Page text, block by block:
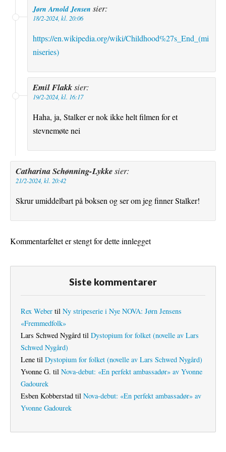
Jørn Arnold Jensen sier:
18/2-2024, kl. 20:06
https://en.wikipedia.org/wiki/Childhood%27s_End_(mi
niseries)
Emil Flakksier:
19/2-2024, kl. 16:17
Haha, ja, Stalker er nok ikke helt filmen for et
stevnemøte nei
Catharina Schønning-Lykkesier:
21/2-2024, kl. 20:42
Skrur umiddelbart på boksen og ser om jeg finner Stalker!
Kommentarfeltet er stengt for dette innlegget
Siste kommentarer
Rex Weber til Ny stripeserie i Nye NOVA: Jørn Jensens
«Fremmedfolk»
Lars Schwed Nygård til Dystopium for folket (novelle av Lars
Schwed Nygård)
Lene til Dystopium for folket (novelle av Lars Schwed Nygård)
Yvonne G. til Nova-debut: «En perfekt ambassadør» av Yvonne
Gadourek
Esben Kobberstad til Nova-debut: «En perfekt ambassadør» av
Yvonne Gadourek